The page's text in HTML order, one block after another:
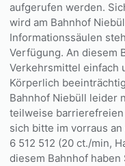
aufgerufen werden.
wird am Bahnhof
Informationssäulen
Verfügung. An diesem
Verkehrsmittel einfach
Körperlich
Bahnhof Niebüll leider
teilweise barrierefreien
sich bitte im vorraus
6 512 512 (20 ct./min,
diesem Bahnhof